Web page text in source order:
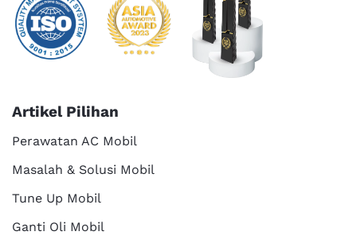
Artikel Pilihan
Perawatan AC Mobil
Masalah & Solusi Mobil
Tune Up Mobil
Ganti Oli Mobil